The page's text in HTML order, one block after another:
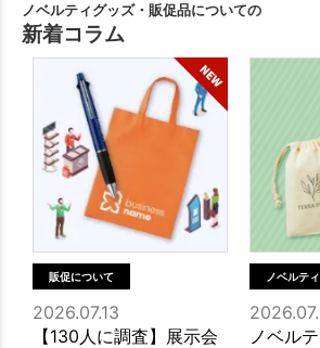
ノベルティグッズ・販促品についての
新着コラム
販促について
2026.07.13
【130人に調査】展示会
ノベルテ
ノベル